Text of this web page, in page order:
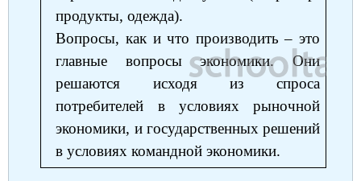
продукты, одежда).
Вопросы, как и что производить ‒ это
главные вопросы экономики. Они
решаются исходя из спроса
потребителей в условиях рыночной
экономики, и государственных решений
в условиях командной экономики.